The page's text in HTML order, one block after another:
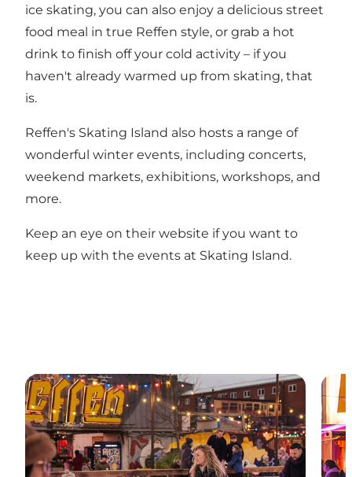
ice skating, you can also enjoy a delicious street
food meal in true Reffen style, or grab a hot
drink to finish off your cold activity – if you
haven't already warmed up from skating, that
is.
Reffen's Skating Island also hosts a range of
wonderful winter events, including concerts,
weekend markets, exhibitions, workshops, and
more.
Keep an eye on their website if you want to
keep up with the events at Skating Island.